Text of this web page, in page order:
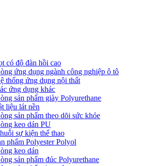
có độ đàn hồi cao
ứng dụng ngành công nghiệp ô tô
thống ứng dụng nội thất
ứng dụng khác
sản phẩm giày Polyurethane
liệu lát nền
sản phẩm theo dõi sức khỏe
keo dán PU
sự kiện thể thao
phẩm Polyester Polyol
keo dán
sản phẩm đúc Polyurethane